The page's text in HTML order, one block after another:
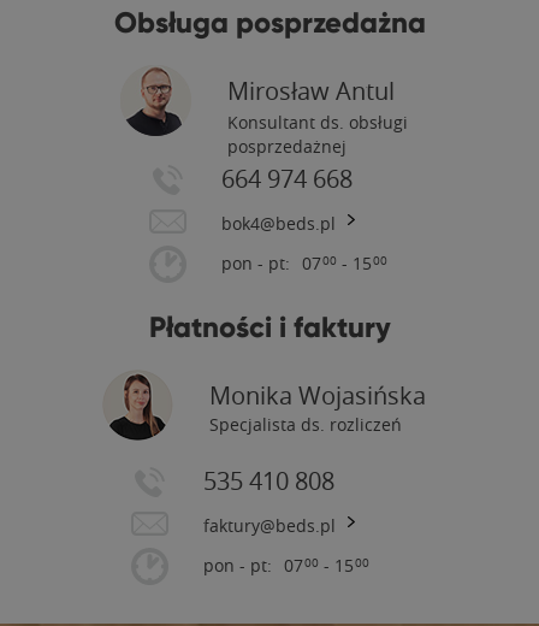
Obsługa posprzedażna
Mirosław Antul
Konsultant ds. obsługi
posprzedażnej
664 974 668
bok4@beds.pl
pon - pt: 0700 - 1500
Płatności i faktury
Monika Wojasińska
Specjalista ds. rozliczeń
535 410 808
faktury@beds.pl
pon - pt: 0700 - 1500